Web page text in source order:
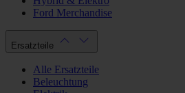
Ford Merchandise
Ersatzteile
Alle Ersatzteile
Beleuchtung